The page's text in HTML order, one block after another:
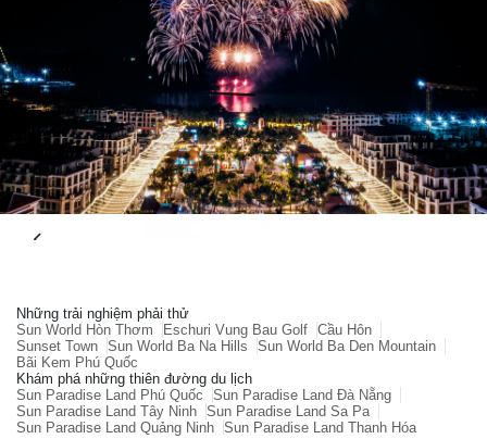
Những trải nghiệm phải thử
Sun World Hòn Thơm
Eschuri Vung Bau Golf Cầu Hôn
Sunset Town Sun World Ba Na Hills
Sun World Ba Den Mountain
Bãi Kem Phú Quốc
Khám phá những thiên đường du lịch
Sun Paradise Land Phú Quốc
Sun Paradise Land Đà Nẵng
Sun Paradise Land Tây Ninh Sun Paradise Land Sa Pa
Sun Paradise Land Quảng Ninh Sun Paradise Land Thanh Hóa